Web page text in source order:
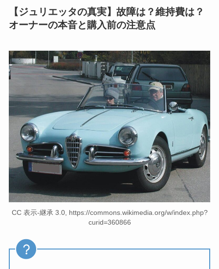
【ジュリエッタの真実】故障は？維持費は？
オーナーの本音と購入前の注意点
CC 表示-継承 3.0, https://commons.wikimedia.org/w/index.php?
curid=360866